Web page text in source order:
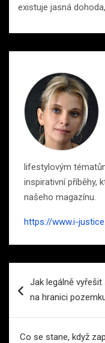
existuje jasná
lifestylovým
inspirativní příběhy,
našeho magazínu.
https://www.i-
proJak legálně
na hranici
Co se stane, když